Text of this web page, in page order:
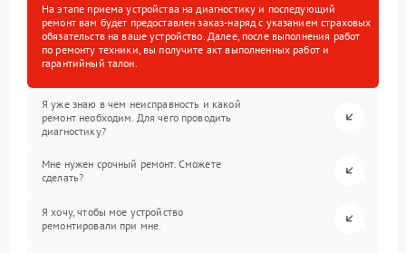
На этапе приема устройства на диагностику и последующий
ремонт вам будет предоставлен заказ-наряд с указанием страховых
обязательств на ваше устройство. Далее, после выполнения работ
по ремонту техники, вы получите акт выполненных работ и
гарантийный талон.
Я уже знаю в чем неисправность и какой
ремонт необходим. Для чего проводить
диагностику?
Мне нужен срочный ремонт. Сможете
сделать?
Я хочу, чтобы мое устройство
ремонтировали при мне.